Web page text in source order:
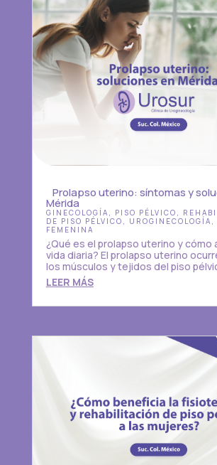
Prolapso uterino: síntomas y
Mérida
GINECOLOGÍA , PISO PÉLVICO ,
DE PISO PÉLVICO , UROGINECOLOGÍA ,
FEMENINA
¿Qué es el prolapso uterino y cómo
vida diaria? El prolapso uterino
los músculos y tejidos del piso
LEER MÁS